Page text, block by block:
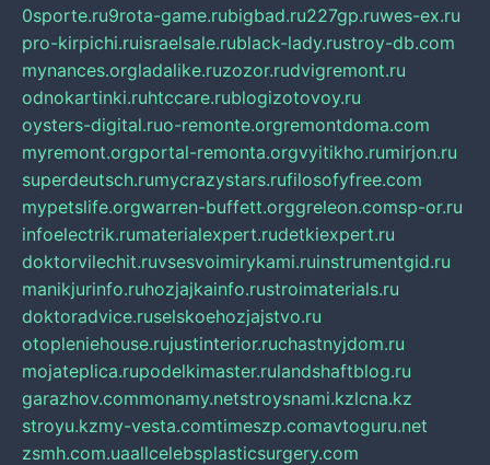
0sporte.ru9rota-game.rubigbad.ru227gp.ruwes-ex.ru
pro-kirpichi.ruisraelsale.rublack-lady.rustroy-db.com
mynances.orgladalike.ruzozor.rudvigremont.ru
odnokartinki.ruhtccare.rublogizotovoy.ru
oysters-digital.ruo-remonte.orgremontdoma.com
myremont.orgportal-remonta.orgvyitikho.rumirjon.ru
superdeutsch.rumycrazystars.rufilosofyfree.com
mypetslife.orgwarren-buffett.orggreleon.comsp-or.ru
infoelectrik.rumaterialexpert.rudetkiexpert.ru
doktorvilechit.ruvsesvoimirykami.ruinstrumentgid.ru
manikjurinfo.ruhozjajkainfo.rustroimaterials.ru
doktoradvice.ruselskoehozjajstvo.ru
otopleniehouse.rujustinterior.ruchastnyjdom.ru
mojateplica.rupodelkimaster.rulandshaftblog.ru
garazhov.commonamy.netstroysnami.kzlcna.kz
stroyu.kzmy-vesta.comtimeszp.comavtoguru.net
zsmh.com.uaallcelebsplasticsurgery.com